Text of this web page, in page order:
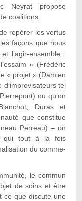
Neyrat propose
coalitions.
repérer les vertus
façons que nous
l’agir-ensemble :
» (Frédéric
« projet » (Damien
d’improvisateurs tel
ou qu’on
Duras et
que constitue
Perreau) – on
qui tout à la fois
du comme-
le commun
de soins et être
ce que discute une